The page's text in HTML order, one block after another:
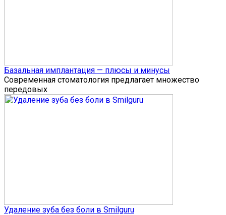
Базальная имплантация — плюсы и минусы
Современная стоматология предлагает множество
передовых
Удаление зуба без боли в Smilguru